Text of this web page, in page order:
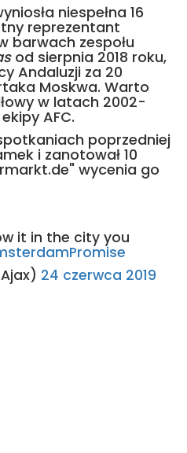
niespełna 16
reprezentant
barwach zespołu
od sierpnia 2018 roku,
Andaluzji za 20
Moskwa. Warto
w latach 2002-
AFC.
poprzedniej
i zanotował 10
wycenia go
it in the city you
24 czerwca 2019